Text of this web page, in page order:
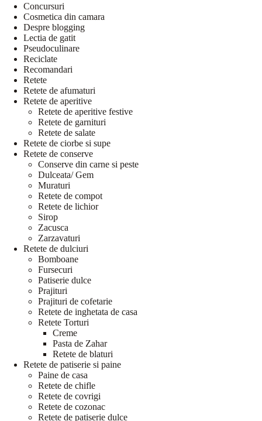
Concursuri
Cosmetica din camara
Despre blogging
Lectia de gatit
Pseudoculinare
Reciclate
Recomandari
Retete
Retete de afumaturi
Retete de aperitive
Retete de aperitive festive
Retete de garnituri
Retete de salate
Retete de ciorbe si supe
Retete de conserve
Conserve din carne si peste
Dulceata/ Gem
Muraturi
Retete de compot
Retete de lichior
Sirop
Zacusca
Zarzavaturi
Retete de dulciuri
Bomboane
Fursecuri
Patiserie dulce
Prajituri
Prajituri de cofetarie
Retete de inghetata de casa
Retete Torturi
Creme
Pasta de Zahar
Retete de blaturi
Retete de patiserie si paine
Paine de casa
Retete de chifle
Retete de covrigi
Retete de cozonac
Retete de patiserie dulce